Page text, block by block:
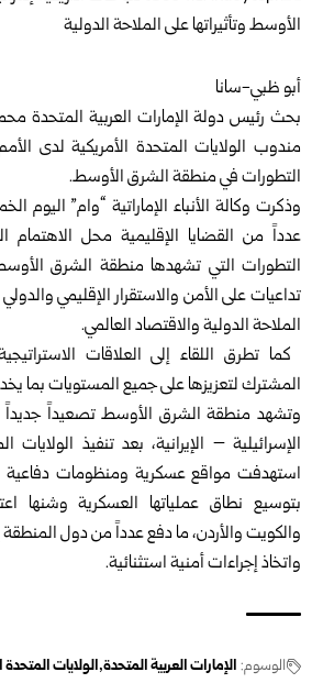
‏أبو ظبي-سانا‏
بحث رئيس دولة الإمارات العربية المتحدة
مندوب الولايات ‏المتحدة الأمريكية لدى
التطورات في منطقة الشرق الأوسط.‏
وذكرت وكالة الأنباء الإماراتية “وام” اليوم
عدداً من القضايا ‏الإقليمية محل
التطورات التي تشهدها منطقة الشرق
تداعيات على الأمن والاستقرار الإقليمي
الملاحة الدولية والاقتصاد العالمي.
كما تطرق اللقاء إلى العلاقات
المشترك لتعزيزها على ‏جميع المستويات بما
وتشهد منطقة الشرق الأوسط تصعيداً جديداً
الإسرائيلية – ‏الإيرانية، بعد تنفيذ
استهدفت مواقع عسكرية ‏ومنظومات دفاعية
بتوسيع نطاق عملياتها العسكرية وشنها
والكويت والأردن، ما دفع عدداً من دول
واتخاذ إجراءات أمنية استثنائية.‏
الوسوم: الإمارات العربية المتحدة الولايات ‏المتحدة